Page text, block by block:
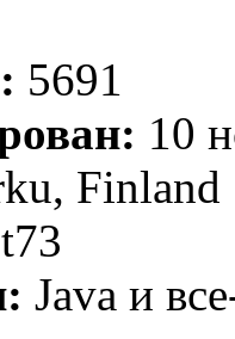
5691
10
Finland
Java и